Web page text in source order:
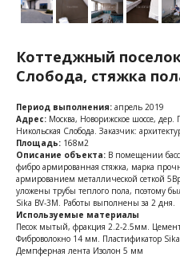
Коттеджный
Слобода, стяжка
Период выполнения: апрель 2019
Адрес: Москва, Новорижское шоссе, дер.
Никольская Слобода. Заказчик:
Площадь: 168м2
Описание объекта: В помещении
фибро армированная стяжка, марка
армированием металлической сеткой
уложены трубы теплого пола, поэтому
Sika BV-3M. Работы выполнены за 2 дня.
Используемые материалы
Песок мытый, фракция 2.2-2.5мм.
Фиброволокно 14 мм. Пластификатор
Демпферная лента Изолон 5 мм